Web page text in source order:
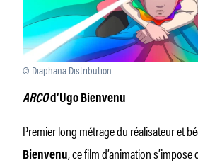
© Diaphana Distribution
ARCOd’Ugo Bienvenu
Premier long métrage du réalisateur et
Bienvenu, ce film d’animation